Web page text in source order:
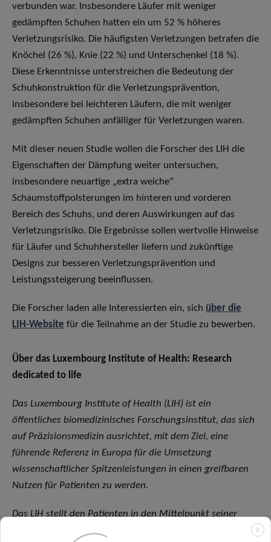
verbunden war. Insbesondere Läufer mit weniger
gedämpften Schuhen hatten ein um 52 % höheres
Verletzungsrisiko. Die häufigsten Verletzungen betrafen die
Knöchel (26 %), Knie (22 %) und Unterschenkel (18 %).
Diese Erkenntnisse unterstreichen die Bedeutung der
Schuhkonstruktion für die Verletzungsprävention,
insbesondere bei leichteren Läufern, die mit weniger
gedämpften Schuhen anfälliger für Verletzungen waren.
Mit dieser neuen Studie wollen die Forscher des LIH die
Eigenschaften der Dämpfung weiter untersuchen,
insbesondere neuartige „extra weiche“
Schaumstoffpolsterungen im hinteren und vorderen
Bereich des Schuhs, und deren Auswirkungen auf das
Verletzungsrisiko. Die Ergebnisse sollen wertvolle Hinweise
für Läufer und Schuhhersteller liefern und zukünftige
Designs zur besseren Verletzungsprävention und
Leistungssteigerung beeinflussen.
Die Forscher laden alle Interessierten ein, sich über die
LIH-Website für die Teilnahme an der Studie zu bewerben.
Über das Luxembourg Institute of Health: Research
dedicated to life
Das Luxembourg Institute of Health (LIH) ist ein
öffentliches biomedizinisches Forschungsinstitut, das sich
auf Präzisionsmedizin ausrichtet, mit dem Ziel, eine
führende Referenz in Europa für die Umsetzung
wissenschaftlicher Spitzenleistungen in einen greifbaren
Nutzen für Patienten zu werden.
Das LIH stellt den Patienten in den Mittelpunkt seiner
X